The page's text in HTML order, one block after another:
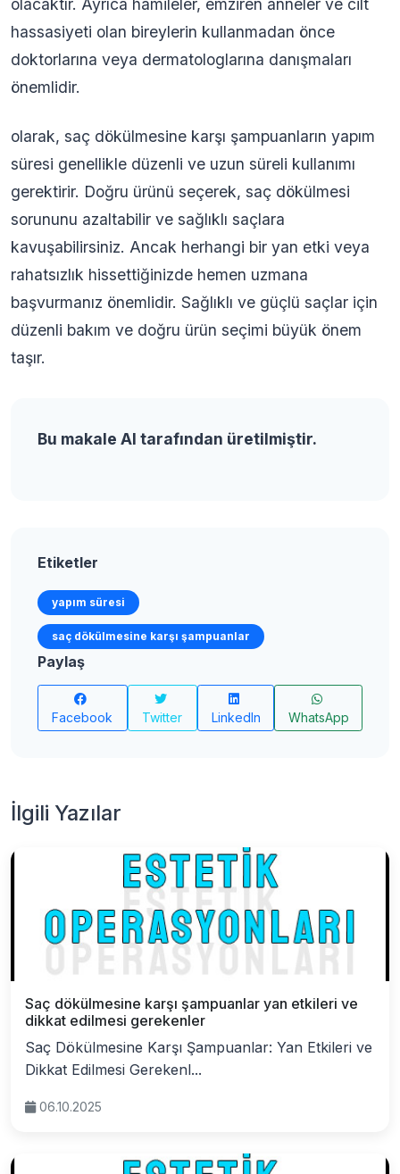
olacaktır. Ayrıca hamileler, emziren anneler ve cilt
hassasiyeti olan bireylerin kullanmadan önce
doktorlarına veya dermatologlarına danışmaları
önemlidir.
olarak, saç dökülmesine karşı şampuanların yapım
süresi genellikle düzenli ve uzun süreli kullanımı
gerektirir. Doğru ürünü seçerek, saç dökülmesi
sorununu azaltabilir ve sağlıklı saçlara
kavuşabilirsiniz. Ancak herhangi bir yan etki veya
rahatsızlık hissettiğinizde hemen uzmana
başvurmanız önemlidir. Sağlıklı ve güçlü saçlar için
düzenli bakım ve doğru ürün seçimi büyük önem
taşır.
Bu makale AI tarafından üretilmiştir.
Etiketler
yapım süresi
saç dökülmesine karşı şampuanlar
Paylaş
Facebook Twitter LinkedIn WhatsApp
İlgili Yazılar
Saç dökülmesine karşı şampuanlar yan etkileri ve
dikkat edilmesi gerekenler
Saç Dökülmesine Karşı Şampuanlar: Yan Etkileri ve
Dikkat Edilmesi Gerekenl...
06.10.2025